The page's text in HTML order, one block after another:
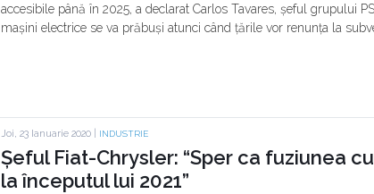
accesibile până în 2025, a declarat Carlos Tavares, șeful grupului
mașini electrice se va prăbuși atunci când țările vor renunța la
Joi, 23 Ianuarie 2020 | INDUSTRIE
Șeful Fiat-Chrysler: “Sper ca fuziunea
la începutul lui 2021”